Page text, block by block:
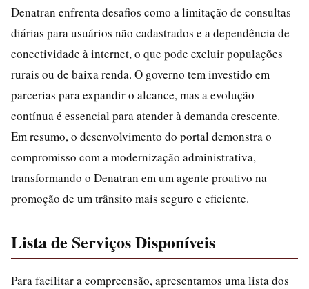
Denatran enfrenta desafios como a limitação de consultas
diárias para usuários não cadastrados e a dependência de
conectividade à internet, o que pode excluir populações
rurais ou de baixa renda. O governo tem investido em
parcerias para expandir o alcance, mas a evolução
contínua é essencial para atender à demanda crescente.
Em resumo, o desenvolvimento do portal demonstra o
compromisso com a modernização administrativa,
transformando o Denatran em um agente proativo na
promoção de um trânsito mais seguro e eficiente.
Lista de Serviços Disponíveis
Para facilitar a compreensão, apresentamos uma lista dos